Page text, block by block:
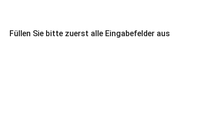
Füllen Sie bitte zuerst alle Eingabefelder aus